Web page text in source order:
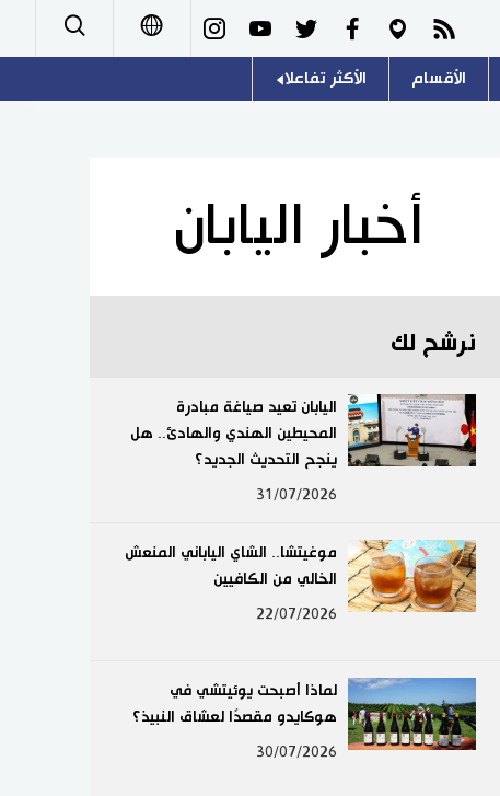
الأقسام
تجارب وآراء
سياسة
اقتصاد
مجتمع
ثقافة
طوكيو
الأكثر تفاعلا
هو وهي
المطبخ الياباني
أخبار اليابان
نرشح لك
اليابان تعيد صياغة مبادرة
المحيطين الهندي والهادئ.. هل
ينجح التحديث الجديد؟
31/07/2026
موغيتشا.. الشاي الياباني المنعش
الخالي من الكافيين
22/07/2026
لماذا أصبحت يوئيتشي في
هوكايدو مقصدًا لعشاق النبيذ؟
30/07/2026